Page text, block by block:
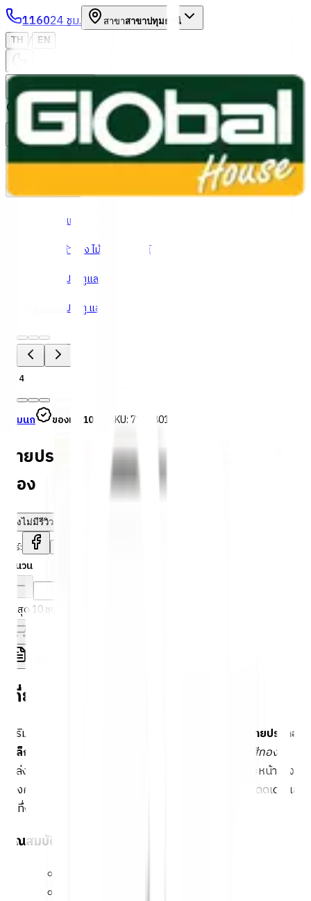
116024 ชม. สาขาสาขาปทุมธานี
TH / EN
หมวดหมู่สินค้า
ค้นหา
บัญชีของฉัน ตะกร้าสินค้า
Previous slide
หน้าแรก
ประตู หน้าต่าง ไม้ และอุปกรณ์
อุปกรณ์ประตูและหน้าต่าง
อุปกรณ์ประตู และรั้วเหล็ก
4
สามนก ของแท้ 100% SKU:7781801293875
ลายประกอบเหล็กดัด - ศรแฉก C-005 สี
ทอง
ยังไม่มีรีวิว · เขียนรีวิวแรก
แชร์:
จำนวน
สูงสุด 10 ชุด/ออเดอร์
เกี่ยวกับสินค้านี้
เสริมความงามและความแข็งแรงให้กับบ้านของคุณด้วย
ลายประกอบ
เหล็กดัด
ศรแฉก C-005 สีทอง
เปล่งประกายความหรูหรา เพิ่มระดับความงามให้กับรั้วและหน้าต่าง
ของคุณ ไม่เพียงแค่การตกแต่ง แต่ยังช่วยให้บ้านของคุณโดดเด่นและ
น่าทึ่งอยู่เสมอ นี่คือการลงทุนที่คุ้มค่าสำหรับบ้านที่คุณรัก!
คุณสมบัติเด่น